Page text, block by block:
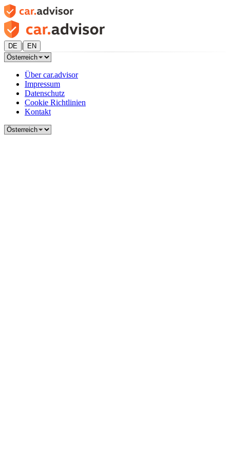
DE | EN
Über car.advisor
Impressum
Datenschutz
Cookie Richtlinien
Kontakt